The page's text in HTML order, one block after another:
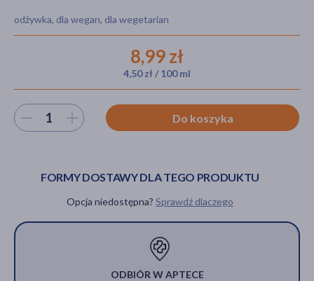
Hit
odżywka, dla wegan, dla wegetarian
8,99 zł
4,50 zł / 100 ml
Wybierz ilość Do koszyka
FORMY DOSTAWY DLA TEGO PRODUKTU
Opcja niedostępna? Sprawdź dlaczego
ODBIÓR W APTECE